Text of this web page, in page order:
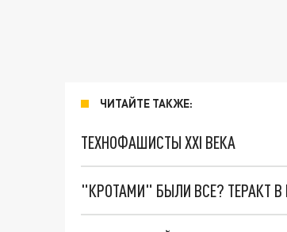
ЧИТАЙТЕ ТАКЖЕ:
ТЕХНОФАШИСТЫ XXI ВЕКА
"КРОТАМИ" БЫЛИ ВСЕ? ТЕРАКТ